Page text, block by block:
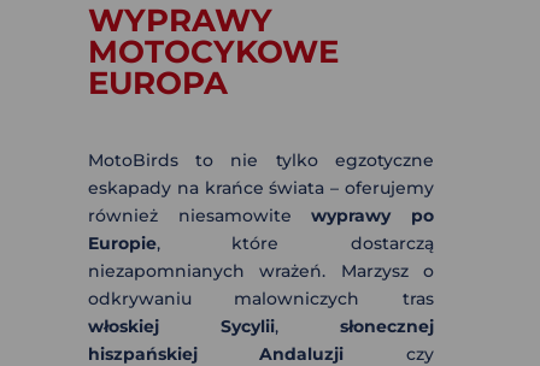
WYPRAWY
MOTOCYKOWE
EUROPA
MotoBirds to nie tylko egzotyczne
eskapady na krańce świata – oferujemy
również niesamowitewyprawy po
Europie, które dostarczą
niezapomnianych wrażeń. Marzysz o
odkrywaniu malowniczych tras
włoskiej Sycylii, słonecznej
hiszpańskiej Andaluzji czy